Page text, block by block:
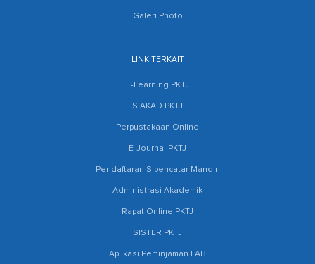
Galeri Photo
LINK TERKAIT
E-Learning PKTJ
SIAKAD PKTJ
Perpustakaan Online
E-Journal PKTJ
Pendaftaran Sipencatar Mandiri
Administrasi Akademik
Rapat Online PKTJ
SISTER PKTJ
Aplikasi Peminjaman LAB